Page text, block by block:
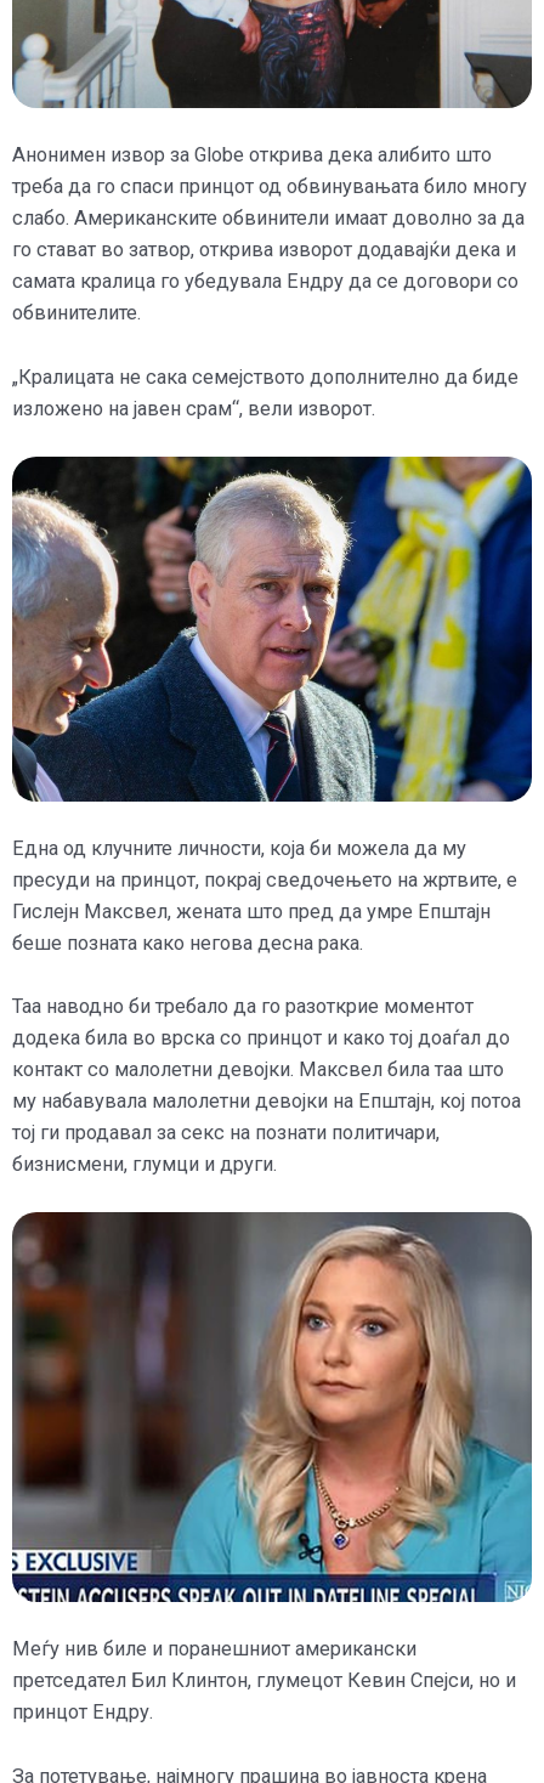
Анонимен извор за Globe открива дека алибито што
треба да го спаси принцот од обвинувањата било многу
слабо. Американските обвинители имаат доволно за да
го стават во затвор, открива изворот додавајќи дека и
самата кралица го убедувала Ендру да се договори со
обвинителите.
„Кралицата не сака семејството дополнително да биде
изложено на јавен срам“, вели изворот.
Една од клучните личности, која би можела да му
пресуди на принцот, покрај сведочењето на жртвите, е
Гислејн Максвел, жената што пред да умре Епштајн
беше позната како негова десна рака.
Таа наводно би требало да го разоткрие моментот
додека била во врска со принцот и како тој доаѓал до
контакт со малолетни девојки. Максвел била таа што
му набавувала малолетни девојки на Епштајн, кој потоа
тој ги продавал за секс на познати политичари,
бизнисмени, глумци и други.
Меѓу нив биле и поранешниот американски
претседател Бил Клинтон, глумецот Кевин Спејси, но и
принцот Ендру.
За потетување, најмногу прашина во јавноста крена